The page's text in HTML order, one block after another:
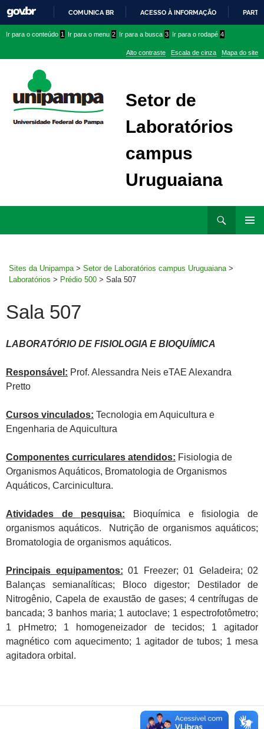
PARA
CONTEÚDO
COMUNICA BR ACESSO À INFORMAÇÃO
conteúdo
menu
superior
menu
Ir para o conteúdo 1 Ir para o menu 2 Ir para a busca 3 Ir para o rodapé 4
Alto contraste Escala de cinza Mapa do site
Setor de
Laboratórios
campus
Uruguaiana
Sites da Unipampa > Setor de Laboratórios campus Uruguaiana >
Laboratórios > Prédio 500 > Sala 507
Sala 507
LABORATÓRIO DE FISIOLOGIA E BIOQUÍMICA
Responsável: Prof. Alessandra Neis eTAE Alexandra
Pretto
Cursos vinculados: Tecnologia em Aquicultura e
Engenharia de Aquicultura
Componentes curriculares atendidos: Fisiologia de
Organismos Aquáticos, Bromatologia de Organismos
Aquáticos, Carcinicultura.
Atividades de pesquisa: Bioquímica e fisiologia de
organismos aquáticos. Nutrição de organismos aquáticos;
Bromatologia de organismos aquáticos.
Principais equipamentos: 01 Freezer; 01 Geladeira; 02
Balanças semianalíticas; Bloco digestor; Destilador de
Nitrogênio, Capela de exaustão de gases; 4 centrífugas de
bancada; 3 banhos maria; 1 autoclave; 1 espectrofotômetro;
1 pHmetro; 1 homogeneizador de tecidos; 1 agitador
magnético com aquecimento; 1 agitador de tubos; 1 mesa
agitadora orbital.